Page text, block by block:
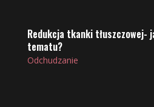
Redukcja tkanki tłuszczowej-
tematu?
Odchudzanie